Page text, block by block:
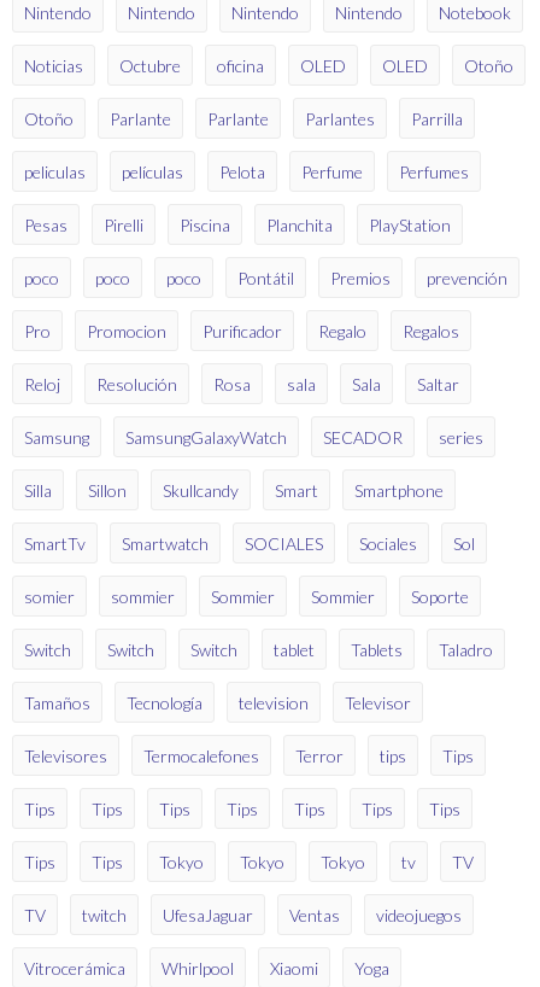
Nintendo Nintendo Nintendo Nintendo Notebook
Noticias Octubre oficina OLED OLED Otoño
Otoño Parlante Parlante Parlantes Parrilla
peliculas películas Pelota Perfume Perfumes
Pesas Pirelli Piscina Planchita PlayStation
poco poco poco Pontátil Premios prevención
Pro Promocion Purificador Regalo Regalos
Reloj Resolución Rosa sala Sala Saltar
Samsung SamsungGalaxyWatch SECADOR series
Silla Sillon Skullcandy Smart Smartphone
SmartTv Smartwatch SOCIALES Sociales Sol
somier sommier Sommier Sommier Soporte
Switch Switch Switch tablet Tablets Taladro
Tamaños Tecnología television Televisor
Televisores Termocalefones Terror tips Tips
Tips Tips Tips Tips Tips Tips Tips
Tips Tips Tokyo Tokyo Tokyo tv TV
TV twitch UfesaJaguar Ventas videojuegos
Vitrocerámica Whirlpool Xiaomi Yoga